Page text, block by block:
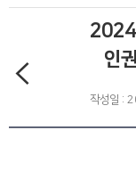
2024
인
작성일 :